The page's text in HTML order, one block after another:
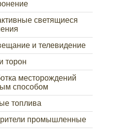
светящиеся
и телевидение
торон
месторождений
способом
топлива
промышленные